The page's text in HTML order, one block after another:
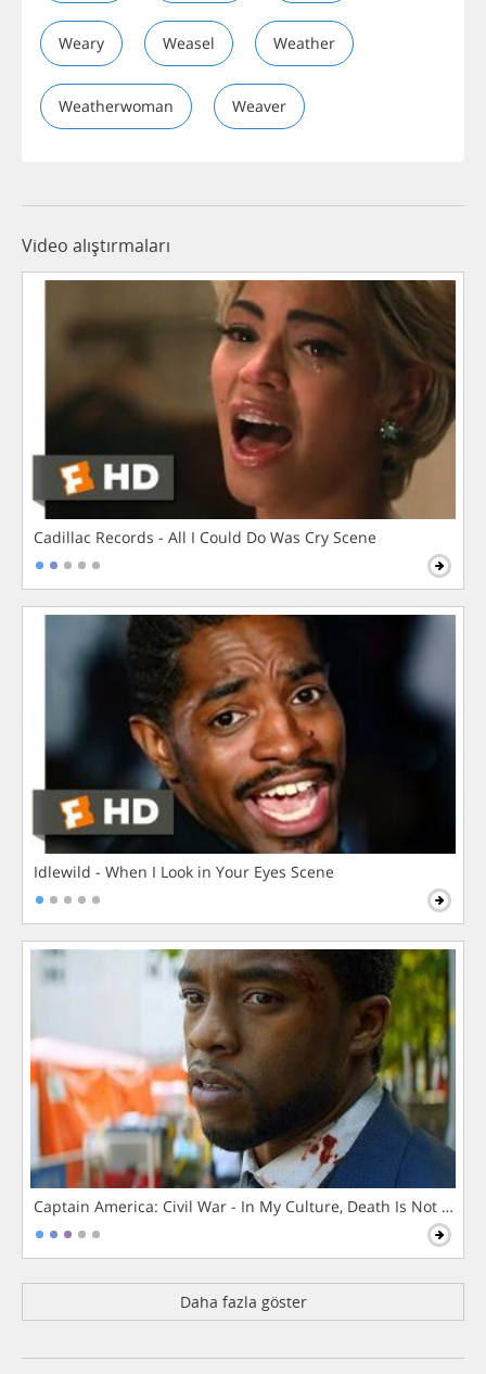
Weary Weasel Weather
Weatherwoman Weaver
Video alıştırmaları
Cadillac Records - All I Could Do Was Cry Scene
Idlewild - When I Look in Your Eyes Scene
Captain America: Civil War - In My Culture, Death Is Not The
Daha fazla göster